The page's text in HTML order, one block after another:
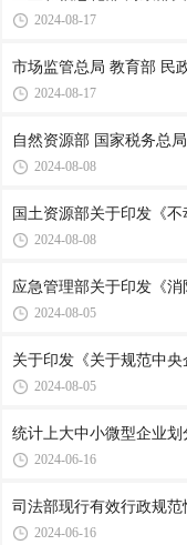
2024-08-17
市场监管总局 教育部 民
2024-08-17
自然资源部 国家税务总
2024-08-08
国土资源部关于印发《
2024-08-08
应急管理部关于印发《
2024-08-05
关于印发《关于规范中
2024-08-05
统计上大中小微型企业
2024-06-16
司法部现行有效行政规
2024-06-16